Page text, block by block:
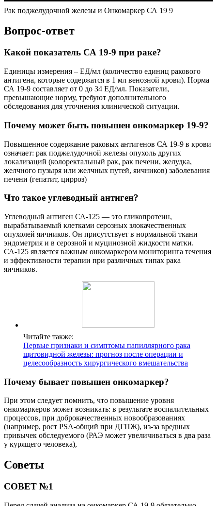
Рак поджелудочной железы и Онкомаркер СА 19 9
Вопрос-ответ
Какой показатель СА 19-9 при раке?
Единицы измерения – ЕД/мл (количество единиц ракового
антигена, которые содержатся в 1 мл венозной крови). Норма
СА 19-9 составляет от 0 до 34 ЕД/мл. Показатели,
превышающие норму, требуют дополнительного
обследования для уточнения клинической ситуации.
Почему может быть повышен онкомаркер 19-9?
Повышенное содержание раковых антигенов СА 19-9 в крови
означает: рак поджелудочной железы опухоль других
локализаций (колоректальный рак, рак печени, желудка,
желчного пузыря или желчных путей, яичников) заболевания
печени (гепатит, цирроз)
Что такое углеводный антиген?
Углеводный антиген СА-125 — это гликопротеин,
вырабатываемый клетками серозных злокачественных
опухолей яичников. Он присутствует в нормальной ткани
эндометрия и в серозной и муцинозной жидкости матки.
СА-125 является важным онкомаркером мониторинга течения
и эффективности терапии при различных типах рака
яичников.
Читайте также:
Первые признаки и симптомы папиллярного рака
щитовидной железы: прогноз после операции и
целесообразность хирургического вмешательства
Почему бывает повышен онкомаркер?
При этом следует помнить, что повышение уровня
онкомаркеров может возникать: в результате воспалительных
процессов, при доброкачественных новообразованиях
(например, рост PSA-общий при ДГПЖ), из-за вредных
привычек обследуемого (РАЭ может увеличиваться в два раза
у курящего человека),
Советы
СОВЕТ №1